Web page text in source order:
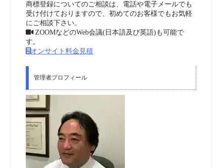
商標登録についてのご相談は、電話や電子メールでも
受け付けておりますので、初めてのお客様でもお気軽
にご相談下さい。
ZOOMなどのWeb会議(日本語及び英語)も可能で
す。
オンサイト料金見積
管理者プロフィール